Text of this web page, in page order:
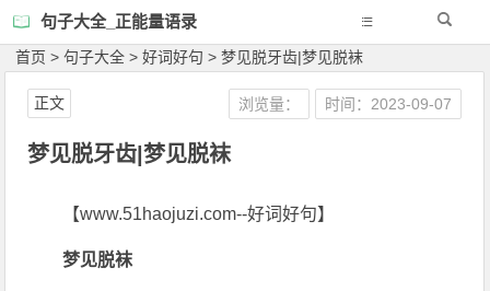
句子大全_正能量语录
首页 >句子大全 >好词好句 >梦见脱牙齿|梦见脱袜
梦见脱牙齿|梦见脱袜
浏览量： 时间：2023-09-07
正文
【www.51haojuzi.com--好词好句】
梦见脱袜